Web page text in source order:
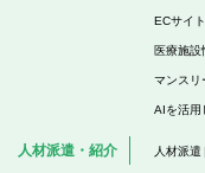
ECサイ
医療施設
マンスリ
AIを活用
人材派遣・紹介 人材派遣